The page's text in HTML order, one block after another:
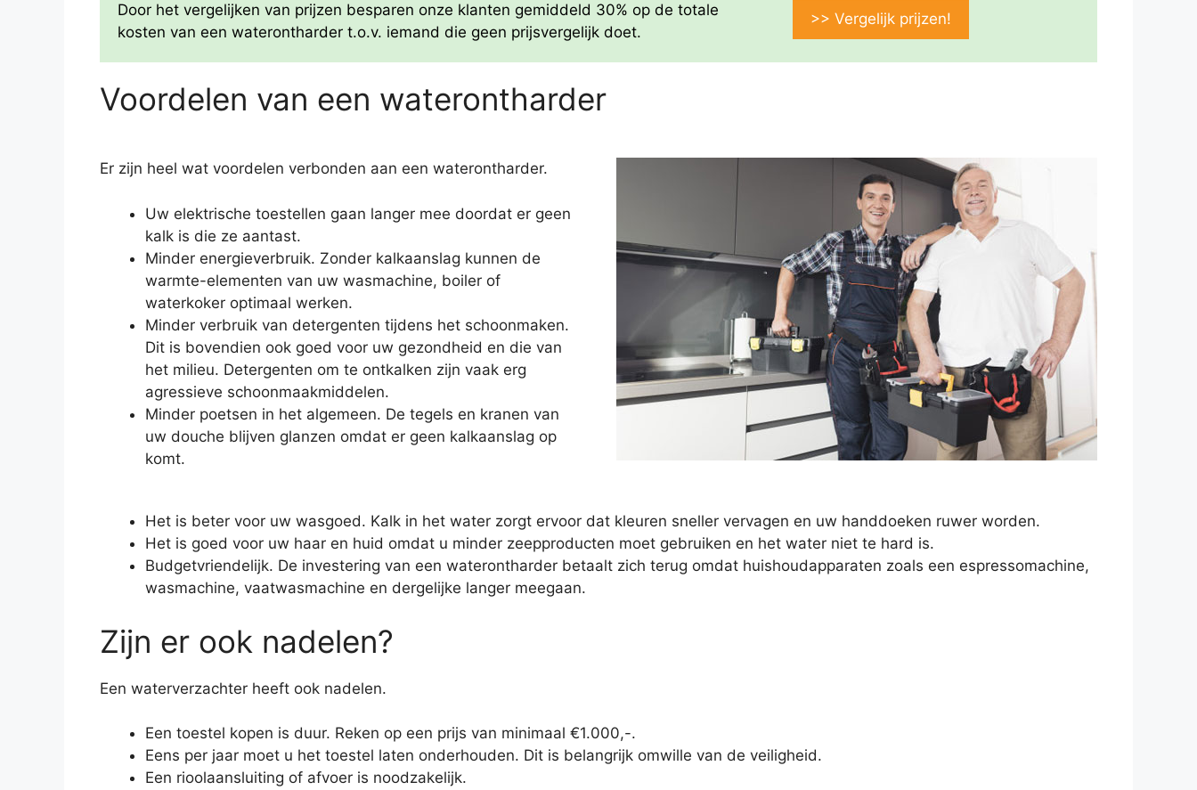
Door het vergelijken van prijzen besparen onze klanten gemiddeld 30% op de totale
kosten van een waterontharder t.o.v. iemand die geen prijsvergelijk doet.
>> Vergelijk prijzen!
Voordelen van een waterontharder
Er zijn heel wat voordelen verbonden aan een waterontharder.
Uw elektrische toestellen gaan langer mee doordat er geen
kalk is die ze aantast.
Minder energieverbruik. Zonder kalkaanslag kunnen de
warmte-elementen van uw wasmachine, boiler of
waterkoker optimaal werken.
Minder verbruik van detergenten tijdens het schoonmaken.
Dit is bovendien ook goed voor uw gezondheid en die van
het milieu. Detergenten om te ontkalken zijn vaak erg
agressieve schoonmaakmiddelen.
Minder poetsen in het algemeen. De tegels en kranen van
uw douche blijven glanzen omdat er geen kalkaanslag op
komt.
Het is beter voor uw wasgoed. Kalk in het water zorgt ervoor dat kleuren sneller vervagen en uw handdoeken ruwer worden.
Het is goed voor uw haar en huid omdat u minder zeepproducten moet gebruiken en het water niet te hard is.
Budgetvriendelijk. De investering van een waterontharder betaalt zich terug omdat huishoudapparaten zoals een espressomachine,
wasmachine, vaatwasmachine en dergelijke langer meegaan.
Zijn er ook nadelen?
Een waterverzachter heeft ook nadelen.
Een toestel kopen is duur. Reken op een prijs van minimaal €1.000,-.
Eens per jaar moet u het toestel laten onderhouden. Dit is belangrijk omwille van de veiligheid.
Een rioolaansluiting of afvoer is noodzakelijk.